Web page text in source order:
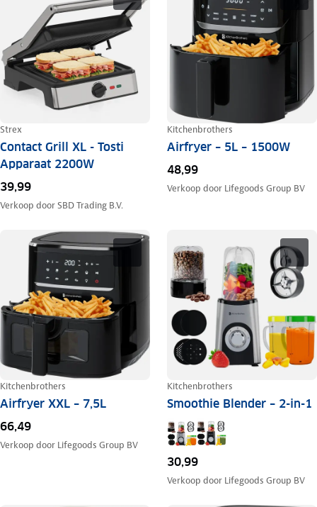
Strex
Contact Grill XL - Tosti
Apparaat 2200W
39,99
Verkoop doorSBD Trading B.V.
Kitchenbrothers
Airfryer – 5L – 1500W
48,99
Verkoop door Lifegoods Group BV
Kitchenbrothers
Airfryer XXL – 7,5L
66,49
Verkoop door Lifegoods Group BV
Kitchenbrothers
Smoothie Blender – 2-in-1
30,99
Verkoop door Lifegoods Group BV